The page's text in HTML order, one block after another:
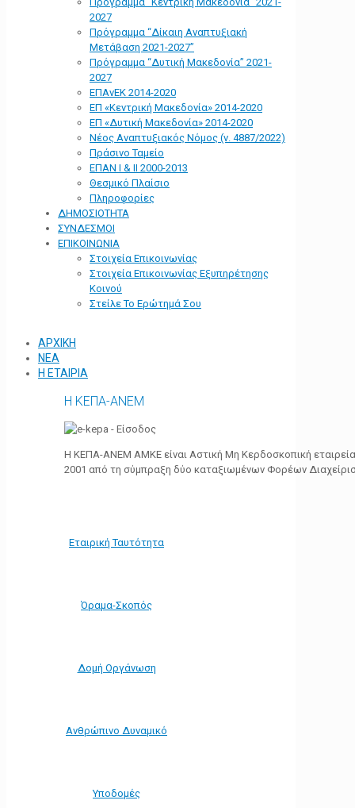
2027
Πρόγραμμα “Δίκαιη Αναπτυξιακή
Μετάβαση 2021-2027”
Πρόγραμμα “Δυτική Μακεδονία” 2021-
2027
ΕΠΑνΕΚ 2014-2020
ΕΠ «Kεντρική Μακεδονία» 2014-2020
ΕΠ «Δυτική Μακεδονία» 2014-2020
Νέος Αναπτυξιακός Νόμος (ν. 4887/2022)
Πράσινο Ταμείο
ΕΠΑΝ Ι & ΙΙ 2000-2013
Θεσμικό Πλαίσιο
Πληροφορίες
ΔΗΜΟΣΙΟΤΗΤΑ
ΣΥΝΔΕΣΜΟΙ
ΕΠΙΚΟΙΝΩΝΙΑ
Στοιχεία Επικοινωνίας
Στοιχεία Επικοινωνίας Εξυπηρέτησης
Κοινού
Στείλε Το Ερώτημά Σου
ΑΡΧΙΚΗ
ΝΕΑ
Η ΕΤΑΙΡΙΑ
Η ΚΕΠΑ-ΑΝΕΜ
Η ΚΕΠΑ-ΑΝΕΜ ΑΜΚΕ είναι Αστική Μη Κερδοσκοπική
2001 από τη σύμπραξη δύο καταξιωμένων Φορέων
Εταιρική Ταυτότητα
Όραμα-Σκοπός
Δομή Οργάνωση
Ανθρώπινο Δυναμικό
Υποδομές